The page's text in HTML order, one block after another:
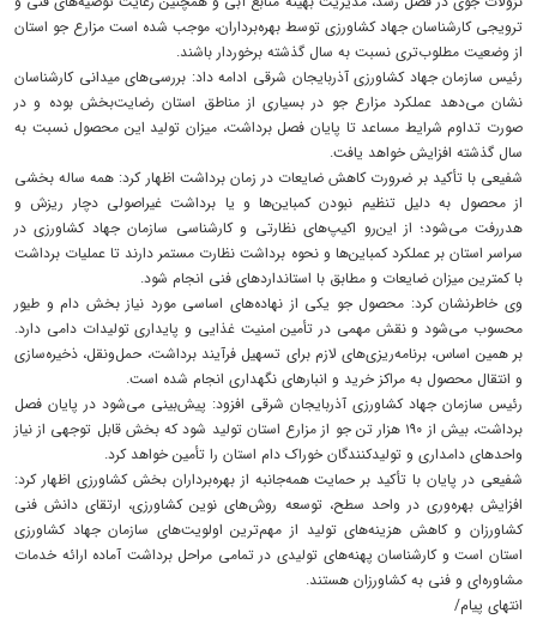
ترویجی کارشناسان جهاد کشاورزی توسط بهره‌برداران، موجب شده است مزارع جو استان
از وضعیت مطلوب‌تری نسبت به سال گذشته برخوردار باشند.
رئیس سازمان جهاد کشاورزی آذربایجان شرقی ادامه داد: بررسی‌های میدانی کارشناسان
نشان می‌دهد عملکرد مزارع جو در بسیاری از مناطق استان رضایت‌بخش بوده و در
صورت تداوم شرایط مساعد تا پایان فصل برداشت، میزان تولید این محصول نسبت به
سال گذشته افزایش خواهد یافت.
شفیعی با تأکید بر ضرورت کاهش ضایعات در زمان برداشت اظهار کرد: همه ساله بخشی
از محصول به دلیل تنظیم نبودن کمباین‌ها و یا برداشت غیراصولی دچار ریزش و
هدررفت می‌شود؛ از این‌رو اکیپ‌های نظارتی و کارشناسی سازمان جهاد کشاورزی در
سراسر استان بر عملکرد کمباین‌ها و نحوه برداشت نظارت مستمر دارند تا عملیات برداشت
با کمترین میزان ضایعات و مطابق با استانداردهای فنی انجام شود.
وی خاطرنشان کرد: محصول جو یکی از نهاده‌های اساسی مورد نیاز بخش دام و طیور
محسوب می‌شود و نقش مهمی در تأمین امنیت غذایی و پایداری تولیدات دامی دارد.
بر همین اساس، برنامه‌ریزی‌های لازم برای تسهیل فرآیند برداشت، حمل‌ونقل، ذخیره‌سازی
و انتقال محصول به مراکز خرید و انبارهای نگهداری انجام شده است.
رئیس سازمان جهاد کشاورزی آذربایجان شرقی افزود: پیش‌بینی می‌شود در پایان فصل
برداشت، بیش از ۱۹۰ هزار تن جو از مزارع استان تولید شود که بخش قابل توجهی از نیاز
واحدهای دامداری و تولیدکنندگان خوراک دام استان را تأمین خواهد کرد.
شفیعی در پایان با تأکید بر حمایت همه‌جانبه از بهره‌برداران بخش کشاورزی اظهار کرد:
افزایش بهره‌وری در واحد سطح، توسعه روش‌های نوین کشاورزی، ارتقای دانش فنی
کشاورزان و کاهش هزینه‌های تولید از مهم‌ترین اولویت‌های سازمان جهاد کشاورزی
استان است و کارشناسان پهنه‌های تولیدی در تمامی مراحل برداشت آماده ارائه خدمات
مشاوره‌ای و فنی به کشاورزان هستند.
انتهای پیام/